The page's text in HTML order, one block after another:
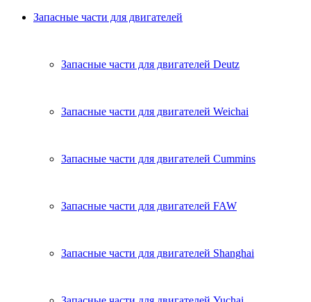
Запасные части для двигателей
Запасные части для двигателей Deutz
Запасные части для двигателей Weichai
Запасные части для двигателей Cummins
Запасные части для двигателей FAW
Запасные части для двигателей Shanghai